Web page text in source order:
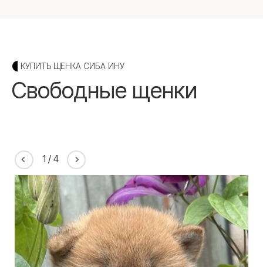
КУПИТЬ ЩЕНКА СИБА ИНУ
Свободные щенки
1 / 4